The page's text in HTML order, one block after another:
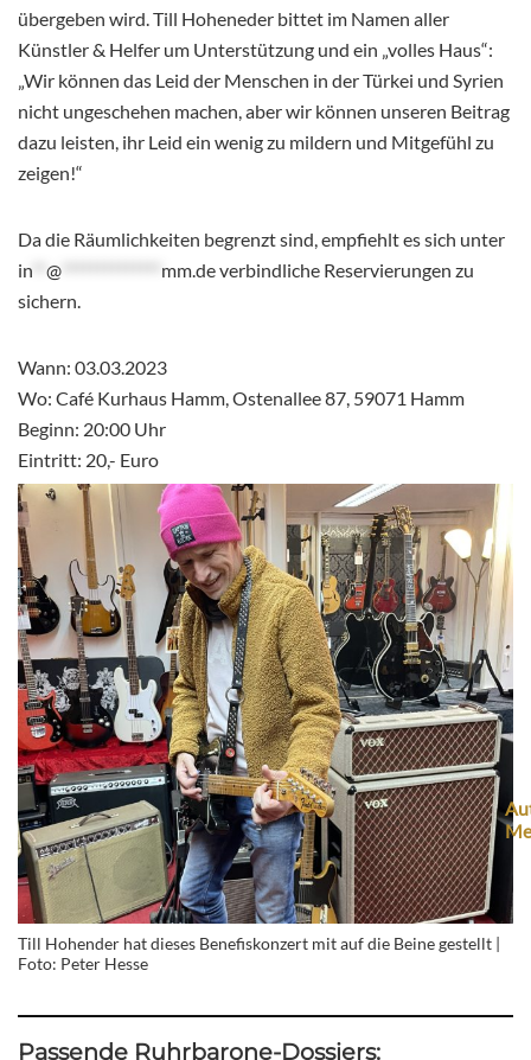
übergeben wird. Till Hoheneder bittet im Namen aller
Künstler & Helfer um Unterstützung und ein „volles Haus“:
„Wir können das Leid der Menschen in der Türkei und Syrien
nicht ungeschehen machen, aber wir können unseren Beitrag
dazu leisten, ihr Leid ein wenig zu mildern und Mitgefühl zu
zeigen!“
Da die Räumlichkeiten begrenzt sind, empfiehlt es sich unter
in
@ mm.deverbindliche Reservierungen zu
sichern.
Wann: 03.03.2023
Wo: Café Kurhaus Hamm, Ostenallee 87, 59071 Hamm
Beginn: 20:00 Uhr
Eintritt: 20,- Euro
Till Hohender hat dieses Benefiskonzert mit auf die Beine gestellt |
Foto: Peter Hesse
Beitrag zur
Browser-Push
Passende Ruhrbarone-Dossiers: